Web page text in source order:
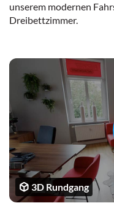
unserem modernen
Dreibettzimmer.
3D Rundgang